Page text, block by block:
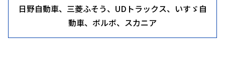
日野自動車、三菱ふそう、UDトラックス、いすゞ自
動車、ボルボ、スカニア